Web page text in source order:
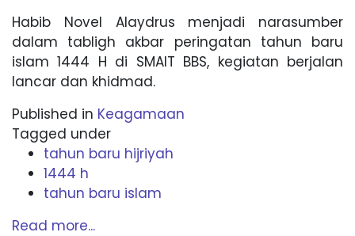
Habib Novel Alaydrus menjadi narasumber
dalam tabligh akbar peringatan tahun baru
islam 1444 H di SMAIT BBS, kegiatan berjalan
lancar dan khidmad.
Published in Keagamaan
Tagged under
tahun baru hijriyah
1444 h
tahun baru islam
Read more...